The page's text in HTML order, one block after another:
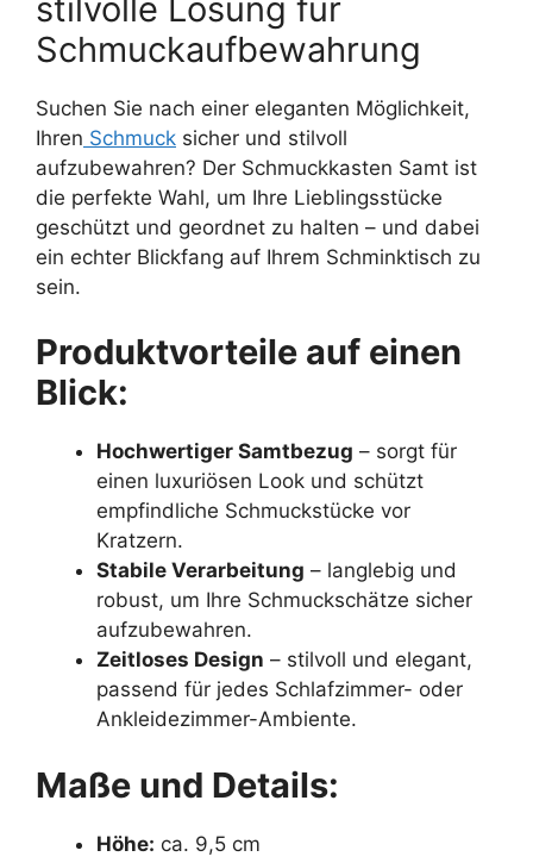
stilvolle Lösung für
Schmuckaufbewahrung
Suchen Sie nach einer eleganten Möglichkeit,
Ihren Schmuck sicher und stilvoll
aufzubewahren? Der Schmuckkasten Samt ist
die perfekte Wahl, um Ihre Lieblingsstücke
geschützt und geordnet zu halten – und dabei
ein echter Blickfang auf Ihrem Schminktisch zu
sein.
Produktvorteile auf einen
Blick:
Hochwertiger Samtbezug – sorgt für
einen luxuriösen Look und schützt
empfindliche Schmuckstücke vor
Kratzern.
Stabile Verarbeitung – langlebig und
robust, um Ihre Schmuckschätze sicher
aufzubewahren.
Zeitloses Design – stilvoll und elegant,
passend für jedes Schlafzimmer- oder
Ankleidezimmer-Ambiente.
Maße und Details:
Höhe: ca. 9,5 cm